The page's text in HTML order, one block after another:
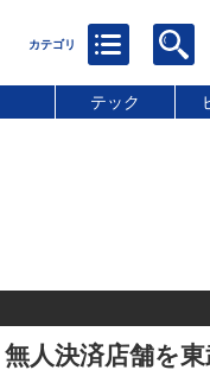
テック
人決済店舗を